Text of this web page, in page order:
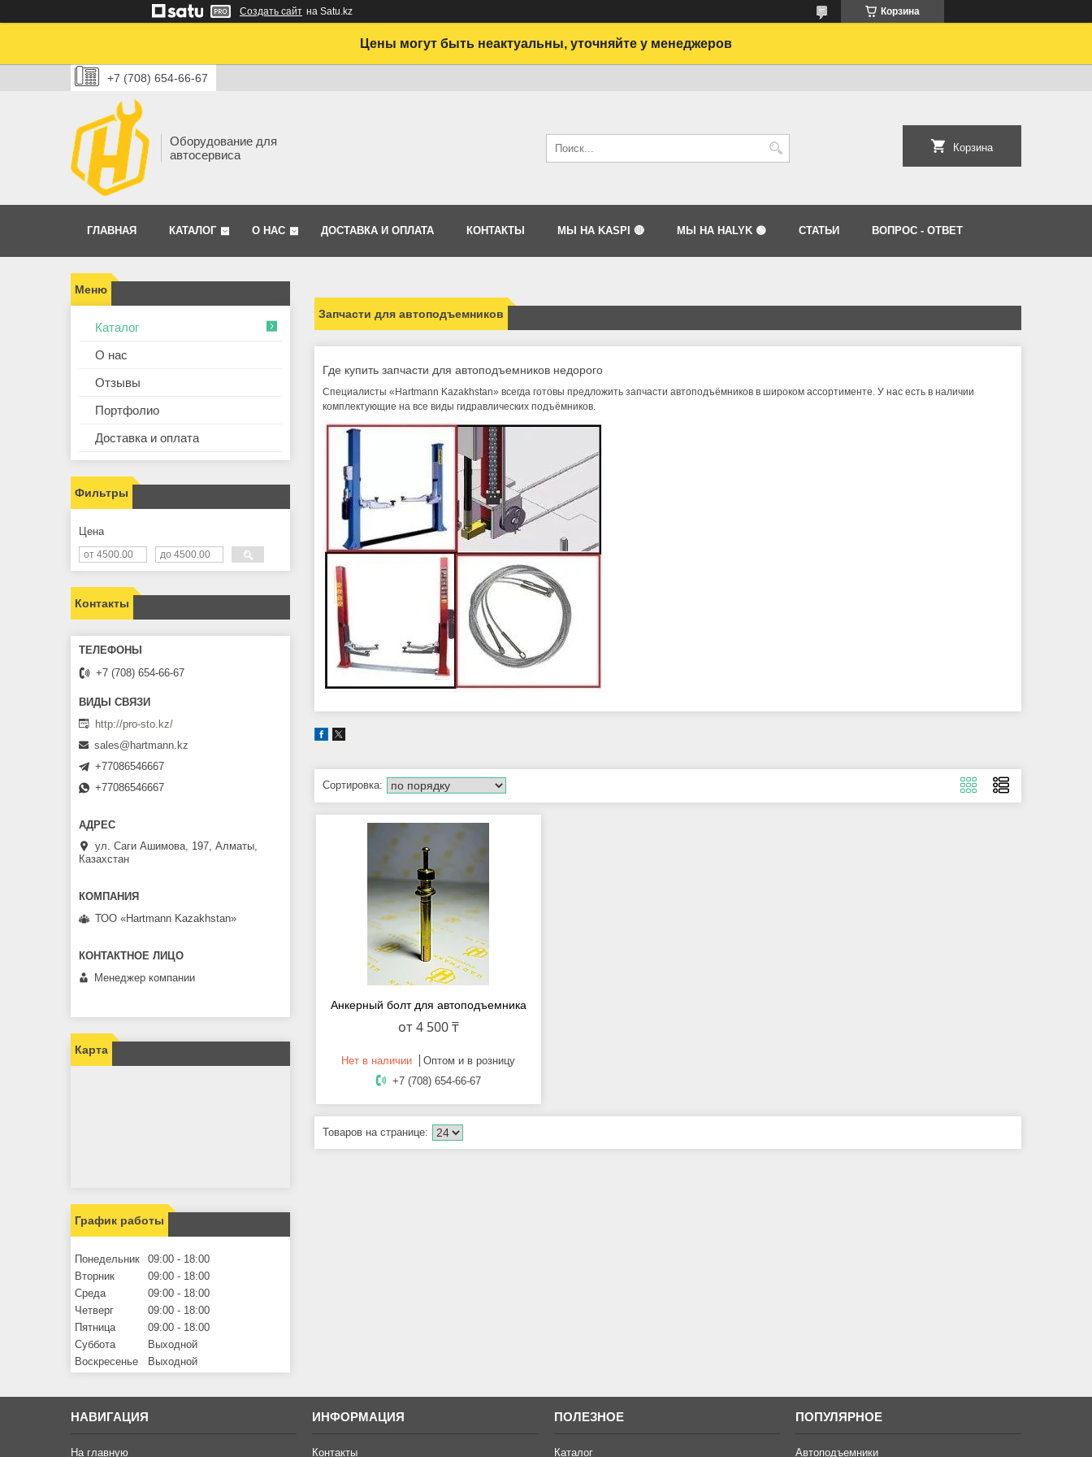
Создать сайт на Satu.kz Корзина
Цены могут быть неактуальны, уточняйте у менеджеров
+7 (708) 654-66-67
Оборудование для
автосервиса
Корзина
ГЛАВНАЯ КАТАЛОГ О НАС ДОСТАВКА И ОПЛАТА КОНТАКТЫ МЫ НА KASPI 🔴 МЫ НА HALYK 🟢 СТАТЬИ ВОПРОС - ОТВЕТ
Запчасти для автоподъемников
Где купить запчасти для автоподъемников недорого
Специалисты «Hartmann Kazakhstan» всегда готовы предложить запчасти автоподъёмников в широком ассортименте. У нас есть в наличии
комплектующие на все виды гидравлических подъёмников.
Анкерный болт для автоподъемника
от 4 500 ₸
Нет в наличии
Оптом и в розницу
+7 (708) 654-66-67
Каталог
О нас
Отзывы
Портфолио
Доставка и оплата
Фильтры
Цена
Контакты
+7 (708) 654-66-67
http://pro-sto.kz/
sales@hartmann.kz
+77086546667
+77086546667
ул. Саги Ашимова, 197, Алматы,
Казахстан
ТОО «Hartmann Kazakhstan»
Менеджер компании
Карта
График работы
Понедельник 09:00
18:00
Вторник
09:00
18:00
Среда
09:00
18:00
Четверг
09:00
18:00
Пятница
09:00
18:00
Суббота
Выходной
Воскресенье
Выходной
НАВИГАЦИЯ
На главную
ИНФОРМАЦИЯ
Контакты
ПОЛЕЗНОЕ
Каталог
ПОПУЛЯРНОЕ
Автоподъемники